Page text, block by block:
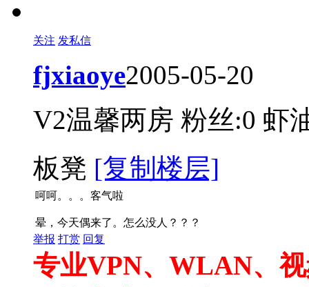
关注 发私信
fjxiaoye2005-05-20
V2温馨两房 粉丝:0 虾
板凳 [复制楼层]
呵呵。。。客气啦
晕，今天偶来了。怎么没人？？？
举报 打赏 回复
专业VPN、WLAN、